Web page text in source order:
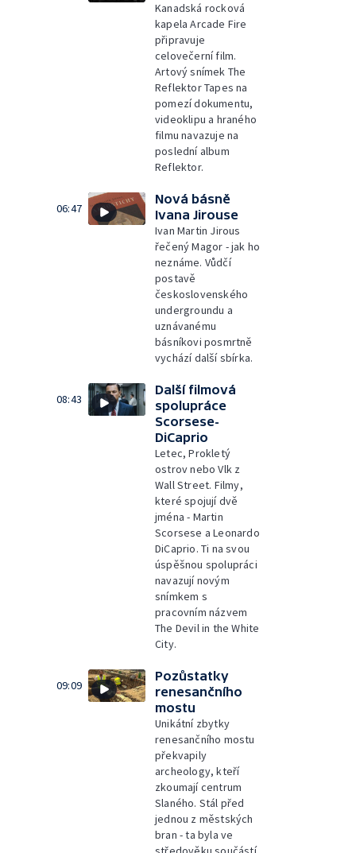
Kanadská rocková
kapela Arcade Fire
připravuje
celovečerní film.
Artový snímek The
Reflektor Tapes na
pomezí dokumentu,
videoklipu a hraného
filmu navazuje na
poslední album
Reflektor.
06:47
Nová básně
Ivana Jirouse
Ivan Martin Jirous
řečený Magor - jak ho
neznáme. Vůdčí
postavě
československého
undergroundu a
uznávanému
básníkovi posmrtně
vychází další sbírka.
08:43
Další filmová
spolupráce
Scorsese-
DiCaprio
Letec, Prokletý
ostrov nebo Vlk z
Wall Street. Filmy,
které spojují dvě
jména - Martin
Scorsese a Leonardo
DiCaprio. Ti na svou
úspěšnou spolupráci
navazují novým
snímkem s
pracovním názvem
The Devil in the White
City.
09:09
Pozůstatky
renesančního
mostu
Unikátní zbytky
renesančního mostu
překvapily
archeology, kteří
zkoumají centrum
Slaného. Stál před
jednou z městských
bran - ta byla ve